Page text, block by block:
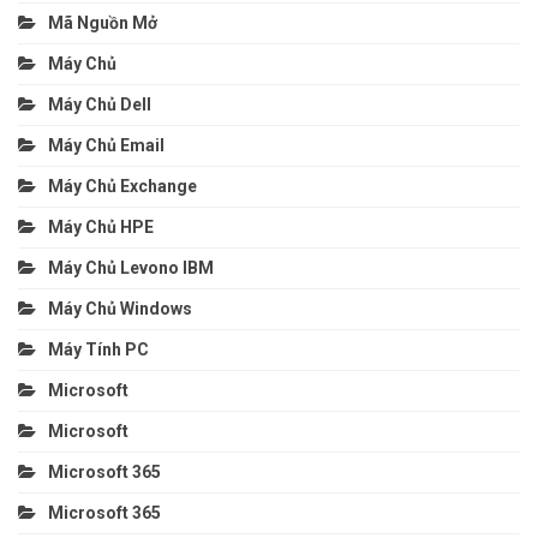
Mã Nguồn Mở
Máy Chủ
Máy Chủ Dell
Máy Chủ Email
Máy Chủ Exchange
Máy Chủ HPE
Máy Chủ Levono IBM
Máy Chủ Windows
Máy Tính PC
Microsoft
Microsoft
Microsoft 365
Microsoft 365